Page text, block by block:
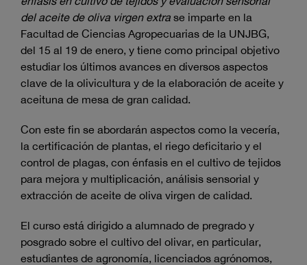
del aceite de oliva virgen extra se imparte en la
Facultad de Ciencias Agropecuarias de la UNJBG,
del 15 al 19 de enero, y tiene como principal objetivo
estudiar los últimos avances en diversos aspectos
clave de la olivicultura y de la elaboración de aceite y
aceituna de mesa de gran calidad.
Con este fin se abordarán aspectos como la vecería,
la certificación de plantas, el riego deficitario y el
control de plagas, con énfasis en el cultivo de tejidos
para mejora y multiplicación, análisis sensorial y
extracción de aceite de oliva virgen de calidad.
El curso está dirigido a alumnado de pregrado y
posgrado sobre el cultivo del olivar, en particular,
estudiantes de agronomía, licenciados agrónomos,